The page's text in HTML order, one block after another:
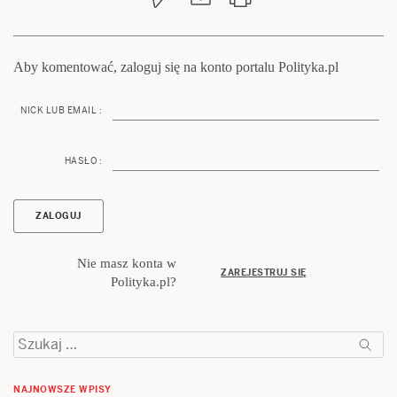
Aby komentować, zaloguj się na konto portalu Polityka.pl
NICK LUB EMAIL :
HASŁO :
Nie masz konta w
Polityka.pl?
ZAREJESTRUJ SIĘ
Szukaj:
NAJNOWSZE WPISY